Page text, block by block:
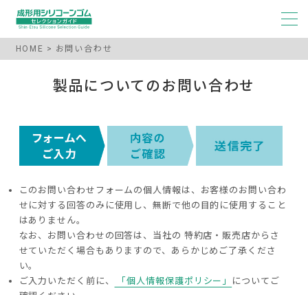
HOME お問い合わせ
製品についてのお問い合わせ
このお問い合わせフォームの個人情報は、お客様のお問い合わ
せに対する回答のみに使用し、無断で他の目的に使用すること
はありません。
なお、お問い合わせの回答は、当社の 特約店・販売店からさ
せていただく場合もありますので、あらかじめご了承くださ
い。
ご入力いただく前に、
「個人情報保護ポリシー」
についてご